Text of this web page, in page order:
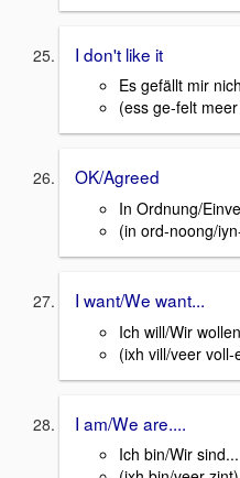
I don't like it
Es gefällt mir
(ess ge-felt
OK/Agreed
In Ordnung/
(in ord-noong/
I want/We want...
Ich will/Wir
(ixh vill/veer voll-
I am/We are....
Ich bin/Wir sind...